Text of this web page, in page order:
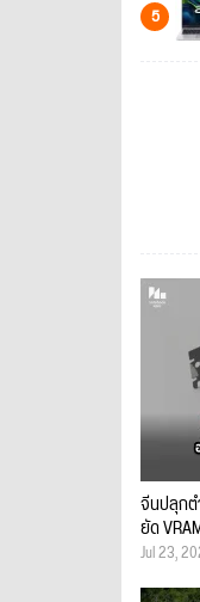
5
จีนปลุกต
ยัด
Jul 23,